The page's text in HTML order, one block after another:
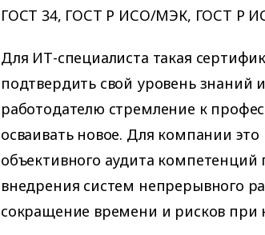
ГОСТ 34, ГОСТ Р ИСО/МЭК, ГОСТ Р
Для ИТ-специалиста такая
подтвердить свой уровень знаний
работодателю стремление к
осваивать новое. Для компании
объективного аудита компетенций
внедрения систем непрерывного
сокращение времени и рисков при